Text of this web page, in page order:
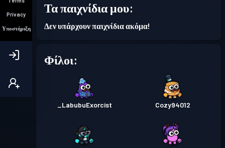
Privacy
Υποστήριξη
Τα παιχνίδια μου:
Δεν υπάρχουν παιχνίδια ακόμα!
Φίλοι:
_LabubuExorcist Cozy94012